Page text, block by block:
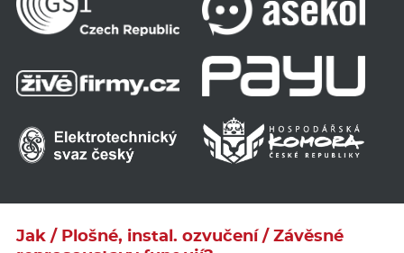
Jak / Plošné, instal. ozvučení / Závěsné